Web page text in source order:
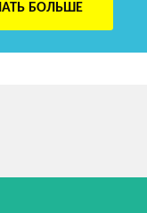
БОЛЬШЕ